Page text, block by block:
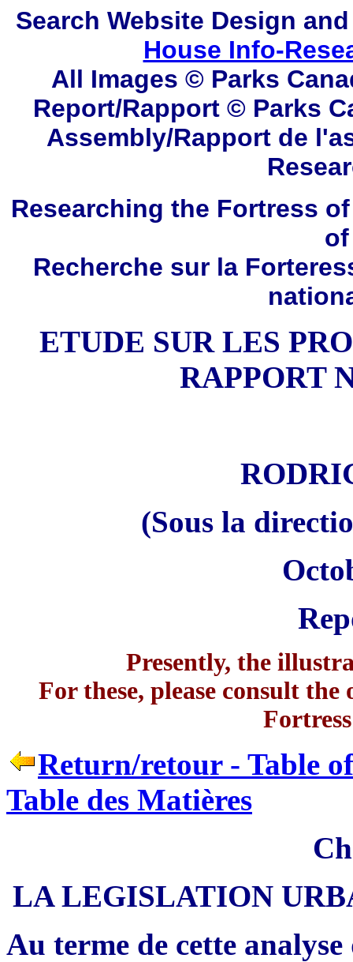
Search Website Design
House Info-
All Images © Parks
Report/Rapport © Parks
Assembly/Rapport de
Researching the Fortress
Recherche sur la
ETUDE SUR LES
RAPPORT
(Sous la
Presently, the
For these, please consult
Return/retour - Table
Table des Matières
LA LEGISLATION
Au terme de cette